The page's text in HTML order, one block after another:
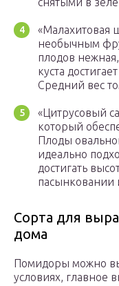
«Малахитовая
необычным
плодов
куста
Средний вес
«Цитрусовый
который
Плоды
идеально
достигать
пасынковании
Сорта для
дома
Помидоры можно
условиях, главное